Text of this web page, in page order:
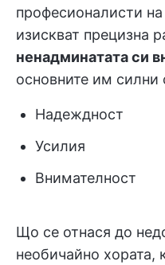
професионалисти
изискват прецизна
ненадминатата си
основните им силни
Надеждност
Усилия
Внимателност
Що се отнася до
необичайно